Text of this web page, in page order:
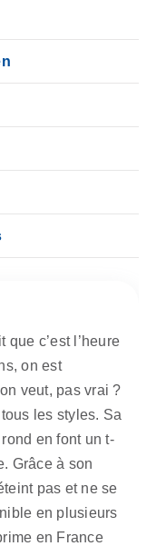
que c’est l’heure
on est
veut, pas vrai ?
les styles. Sa
en font un t-
Grâce à son
pas et ne se
en plusieurs
en France